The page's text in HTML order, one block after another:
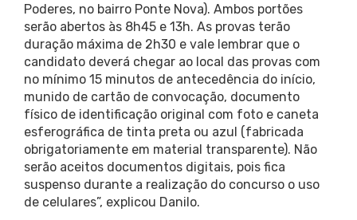
Poderes, no bairro Ponte Nova). Ambos portões
serão abertos às 8h45 e 13h. As provas terão
duração máxima de 2h30 e vale lembrar que o
candidato deverá chegar ao local das provas com
no mínimo 15 minutos de antecedência do início,
munido de cartão de convocação, documento
físico de identificação original com foto e caneta
esferográfica de tinta preta ou azul (fabricada
obrigatoriamente em material transparente). Não
serão aceitos documentos digitais, pois fica
suspenso durante a realização do concurso o uso
de celulares”, explicou Danilo.